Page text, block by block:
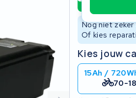
Nog niet
Of kies
Kies jouw
15Ah /
70-
Begin te typen in de